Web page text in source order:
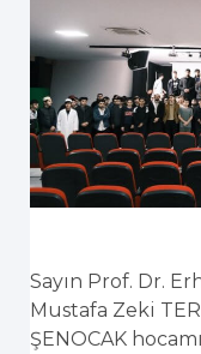
Sayın Prof. Dr.
Mustafa Zeki
ŞENOCAK